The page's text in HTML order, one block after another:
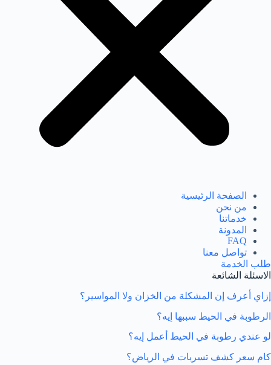
الصفحة الرئيسية
من نحن
خدماتنا
المدونة
FAQ
تواصل معنا
طلب الخدمة
الاسئلة الشائعة
إزاي أعرف إن المشكلة من الخزان ولا المواسير؟
الرطوبة في الحيط سببها إيه؟
لو عندي رطوبة في الحيط أعمل إيه؟
كام سعر كشف تسربات في الرياض؟